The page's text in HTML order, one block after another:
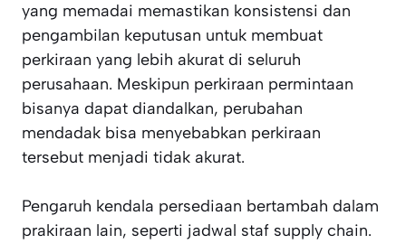
yang memadai memastikan konsistensi dan
pengambilan keputusan untuk membuat
perkiraan yang lebih akurat di seluruh
perusahaan. Meskipun perkiraan permintaan
bisanya dapat diandalkan, perubahan
mendadak bisa menyebabkan perkiraan
tersebut menjadi tidak akurat.
Pengaruh kendala persediaan bertambah dalam
prakiraan lain, seperti jadwal staf supply chain.